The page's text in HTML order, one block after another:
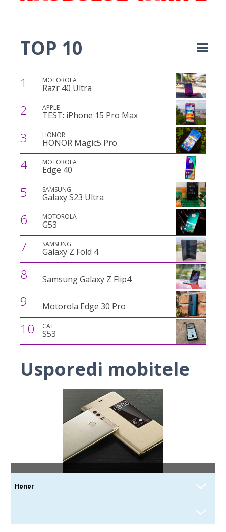
TOP 10
1 MOTOROLA
Razr 40 Ultra
2 APPLE
TEST: iPhone 15 Pro Max
3 HONOR
HONOR Magic5 Pro
4 MOTOROLA
Edge 40
5 SAMSUNG
Galaxy S23 Ultra
6 MOTOROLA
G53
7 SAMSUNG
Galaxy Z Fold 4
8 Samsung Galaxy Z Flip4
9 Motorola Edge 30 Pro
10 CAT
S53
Usporedi mobitele